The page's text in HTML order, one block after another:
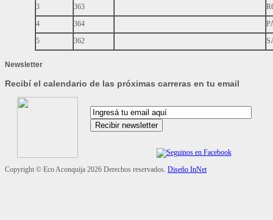
3
363
4
364
5
362
Newsletter
Recibí el calendario de las próximas carreras en tu email
Copyright © Eco Aconquija 2026 Derechos reservados. Diseño InNet